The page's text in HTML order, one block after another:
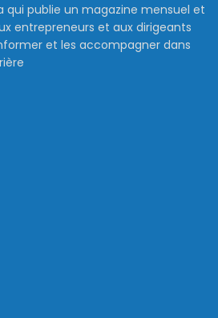
qui publie un magazine mensuel et
entrepreneurs et aux dirigeants
et les accompagner dans